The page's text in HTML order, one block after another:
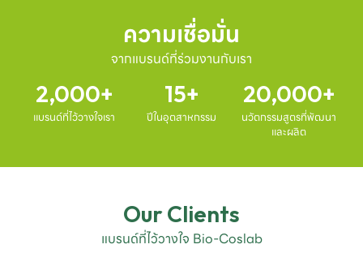
ความเชื่อมั่น
จากแบรนด์ที่ร่วมงานกับเรา
2,000
แบรนด์ที่ไว้วางใจเรา
15
ปีในอุตสาหกรรม
20,000
นวัตกรรมสูตรที่พัฒนา
และผลิต
Our Clients
แบรนด์ที่ไว้วางใจ Bio-Coslab